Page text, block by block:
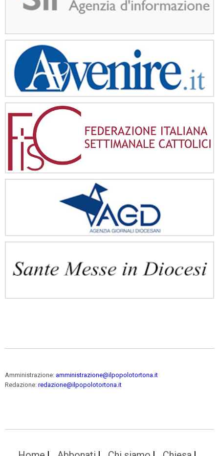
Amministrazione: amministrazione@ilpopolotortona.it
Redazione: redazione@ilpopolotortona.it